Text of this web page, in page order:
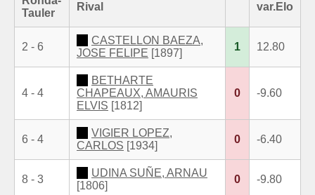
Tauler
Rival var.Elo
2 - 6
CASTELLON BAEZA,
JOSE FELIPE [1897]
1 12.80
4 - 4
BETHARTE
CHAPEAUX, AMAURIS
ELVIS [1812]
0 -9.60
6 - 4
VIGIER LOPEZ,
CARLOS [1934]
0 -6.40
8 - 3
UDINA SUÑE, ARNAU
[1806]
0 -9.80